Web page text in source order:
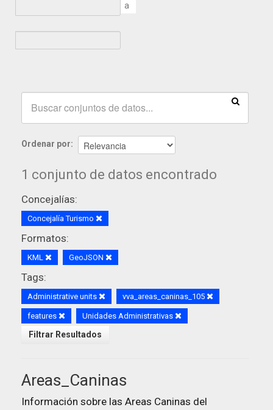
a
Ordenar por
1 conjunto de datos encontrado
Concejalías:
Concejalía Turismo
Formatos:
KML GeoJSON
Tags:
Administrative units vva_areas_caninas_105
features Unidades Administrativas
Filtrar Resultados
Areas_Caninas
Información sobre las Areas Caninas del